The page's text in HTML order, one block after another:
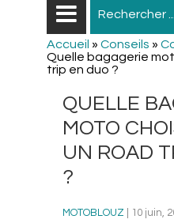
Accueil » Conseils »
Quelle bagagerie
trip en duo ?
QUELLE
MOTO
UN ROAD
?
MOTOBLOUZ | 10 juin,